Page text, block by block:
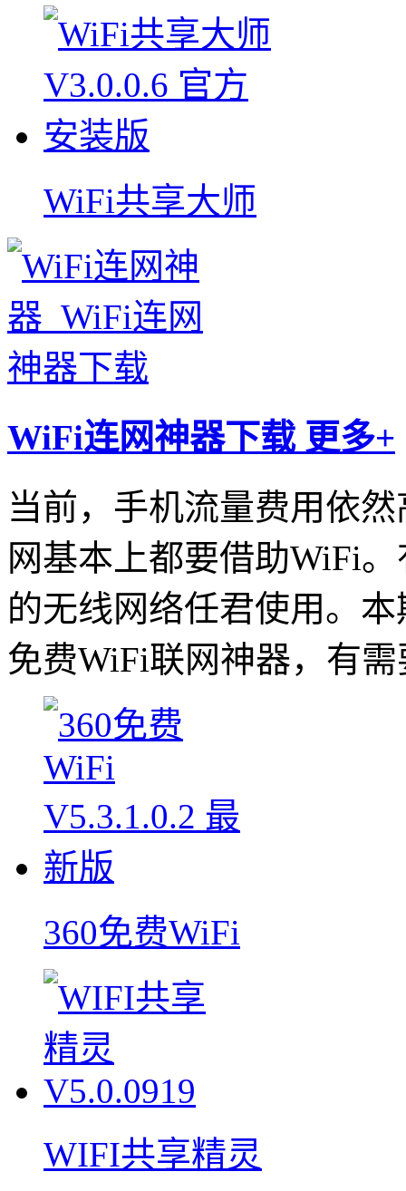
WiFi共享大师
WiFi连网神器下载 更多+
当前，手机流量费用依
网基本上都要借助WiFi
的无线网络任君使用。
免费WiFi联网神器，有
360免费WiFi
WIFI共享精灵